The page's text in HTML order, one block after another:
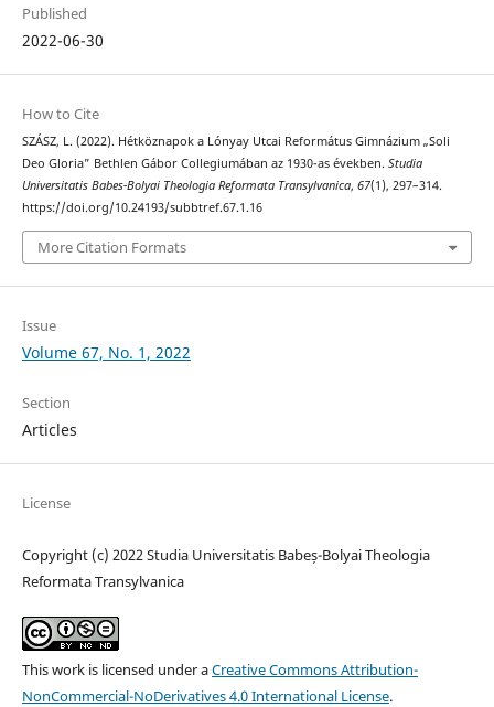
Published
2022-06-30
How to Cite
SZÁSZ, L. (2022). Hétköznapok a Lónyay Utcai Református Gimnázium „Soli
Deo Gloria” Bethlen Gábor Collegiumában az 1930-as években. Studia
Universitatis Babes-Bolyai Theologia Reformata Transylvanica, 67(1), 297–314.
https://doi.org/10.24193/subbtref.67.1.16
More Citation Formats
Issue
Volume 67, No. 1, 2022
Section
Articles
License
Copyright (c) 2022 Studia Universitatis Babeș-Bolyai Theologia
Reformata Transylvanica
This work is licensed under aCreative Commons Attribution-
NonCommercial-NoDerivatives 4.0 International License.